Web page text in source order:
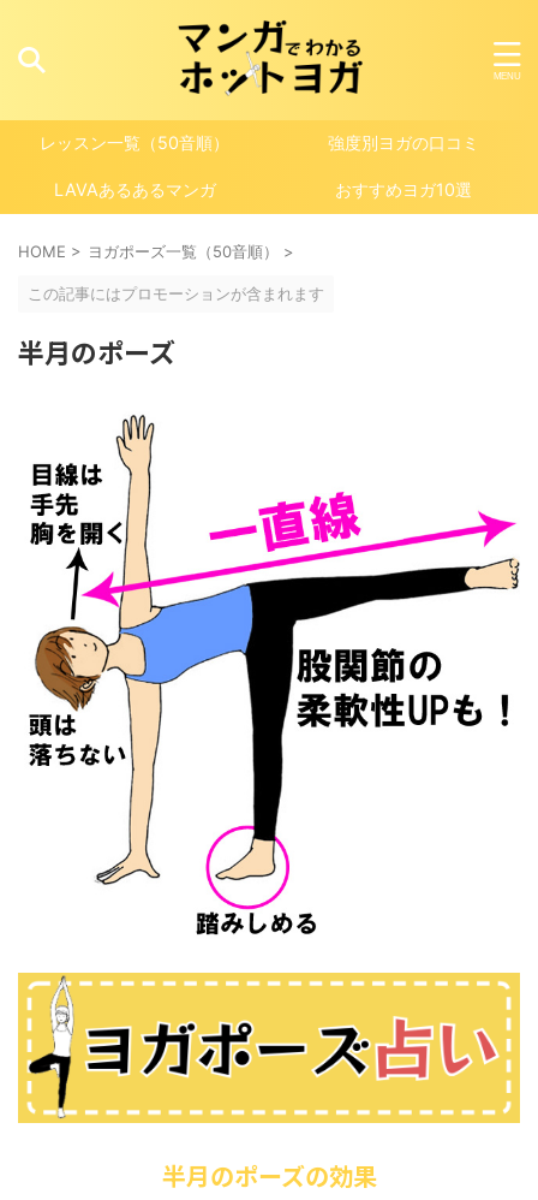
レッスン一覧（50音順） 強度別ヨガの口コミ
LAVAあるあるマンガ おすすめヨガ10選
HOME > ヨガポーズ一覧（50音順） >
この記事にはプロモーションが含まれます
半月のポーズ
半月のポーズの効果